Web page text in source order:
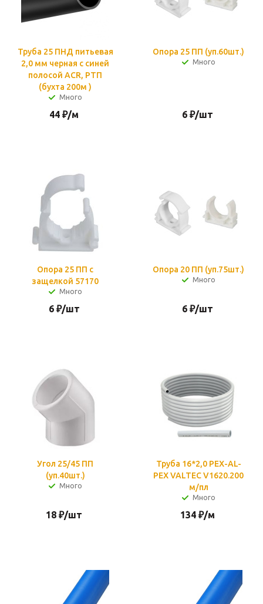
Труба 25 ПНД питьевая
2,0 мм черная с синей
полосой ACR, РТП
(бухта 200м )
Много
44 ₽/м
Опора 25 ПП (уп.60шт.)
Много
6₽/шт
Опора 25 ПП с
защелкой 57170
Много
6₽/шт
Опора 20 ПП (уп.75шт.)
Много
6₽/шт
Угол 25/45 ПП
(уп.40шт.)
Много
18 ₽/шт
Труба 16*2,0 PEX-AL-
PEX VALTEC V1620.200
м/пл
Много
134₽/м